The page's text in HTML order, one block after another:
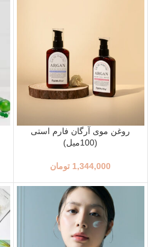
روغن موی آرگان فارم استی
(100میل)
1,344,000 تومان